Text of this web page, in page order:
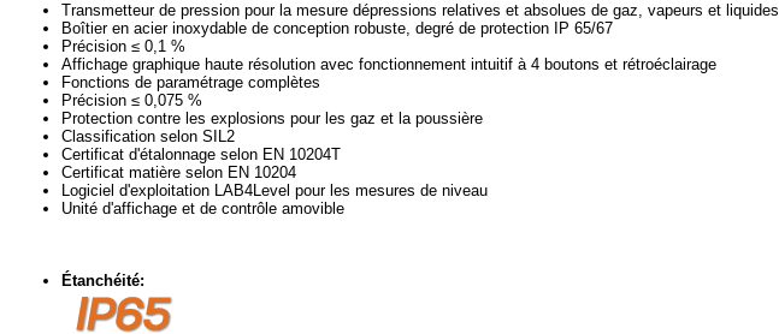
Transmetteur de pression pour la mesure dépressions relatives et absolues de gaz, vapeurs et liquides
Boîtier en acier inoxydable de conception robuste, degré de protection IP 65/67
Précision ≤ 0,1 %
Affichage graphique haute résolution avec fonctionnement intuitif à 4 boutons et rétroéclairage
Fonctions de paramétrage complètes
Précision ≤ 0,075 %
Protection contre les explosions pour les gaz et la poussière
Classification selon SIL2
Certificat d'étalonnage selon EN 10204T
Certificat matière selon EN 10204
Logiciel d'exploitation LAB4Level pour les mesures de niveau
Unité d'affichage et de contrôle amovible
Étanchéité: